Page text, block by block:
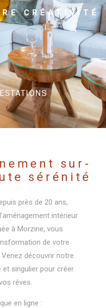
CRÉATIVITÉ
sur-
sérénité
près de 20 ans,
intérieur
à Morzine, vous
de votre
découvrir notre
singulier pour créer
rêves.
en ligne :